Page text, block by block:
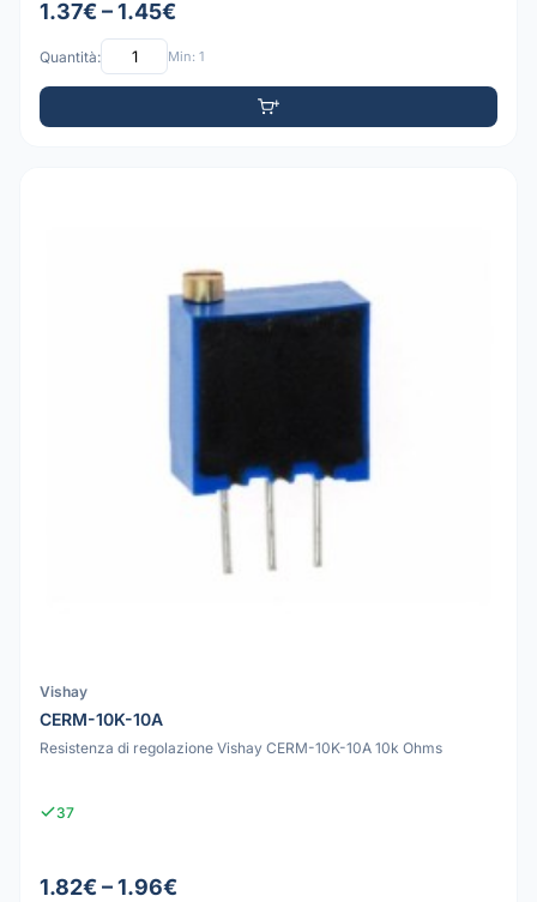
1.37€ – 1.45€
Quantità: Min: 1
Vishay
CERM-10K-10A
Resistenza di regolazione Vishay CERM-10K-10A 10k Ohms
37
1.82€ – 1.96€